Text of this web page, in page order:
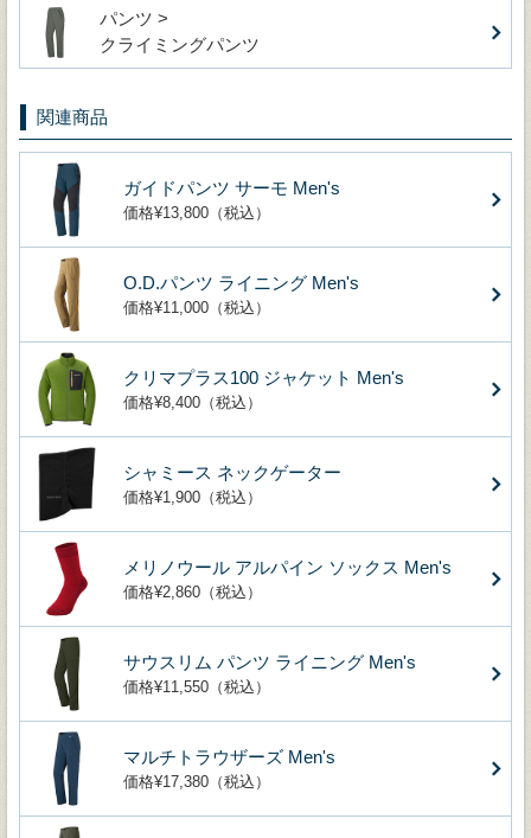
パンツ >
クライミングパンツ
関連商品
ガイドパンツ サーモ Men's
価格¥13,800（税込）
O.D.パンツ ライニング Men's
価格¥11,000（税込）
クリマプラス100 ジャケット Men's
価格¥8,400（税込）
シャミース ネックゲーター
価格¥1,900（税込）
メリノウール アルパイン ソックス Men's
価格¥2,860（税込）
サウスリム パンツ ライニング Men's
価格¥11,550（税込）
マルチトラウザーズ Men's
価格¥17,380（税込）